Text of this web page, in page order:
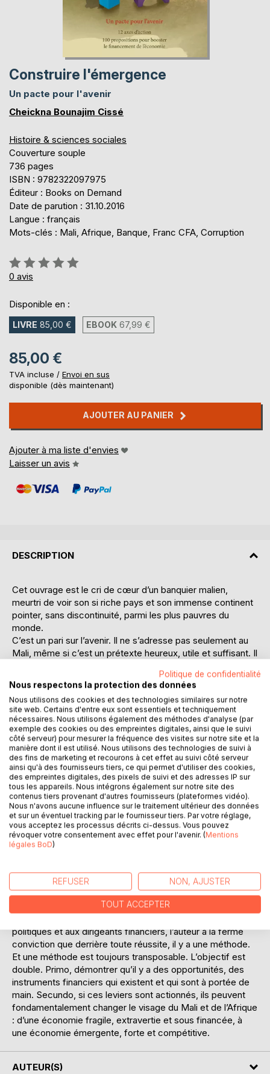
Construire l'émergence
Un pacte pour l'avenir
Cheickna Bounajim Cissé
Histoire & sciences sociales
Couverture souple
736 pages
ISBN : 9782322097975
Éditeur : Books on Demand
Date de parution : 31.10.2016
Langue : français
Mots-clés : Mali, Afrique, Banque, Franc CFA, Corruption
Évaluation:
0%
0 avis
Disponible en :
LIVRE 85,00 € EBOOK 67,99 €
85,00 €
TVA incluse / Envoi en sus
disponible (dès maintenant)
AJOUTER AU PANIER
Ajouter à ma liste d'envies
Laisser un avis
DESCRIPTION
Cet ouvrage est le cri de cœur d’un banquier malien,
meurtri de voir son si riche pays et son immense continent
pointer, sans discontinuité, parmi les plus pauvres du
monde.
C’est un pari sur l’avenir. Il ne s’adresse pas seulement au
Mali, même si c’est un prétexte heureux, utile et suffisant. Il
de l’UEMOA, et même du continent africain, présentant un
profil similaire et aspirant à un mieux-être de leurs
populations. Sans faux fuyant et avec des éléments
factuels, l’auteur aborde plusieurs sujets sensibles, dont le
financement bancaire, la gouvernance et l’épineuse
question monétaire (franc CFA). En somme, il alerte sur
l’inefficacité du modèle économique actuel face aux défis
prégnants de développement.
En se démarquant des effets d’annonce et de la dictature
de l’urgence, ce livre propose douze axes d’action qui
appellent à des réformes vigoureuses et profondes du
financement de l’économie. Il y en a qui peuvent produire
des résultats immédiats (quick wins). D’autres, à l’action au
long cours, ont besoin d’interagir pour impacter. Mais tous
déjà existantes pourraient être revues et corrigées, pour
apporter une plus grande plus-value. L’essentiel des
instruments proposés est inspiré des « best practices » de
politiques et aux dirigeants financiers, l’auteur a la ferme
conviction que derrière toute réussite, il y a une méthode.
Et une méthode est toujours transposable. L’objectif est
double. Primo, démontrer qu’il y a des opportunités, des
instruments financiers qui existent et qui sont à portée de
main. Secundo, si ces leviers sont actionnés, ils peuvent
fondamentalement changer le visage du Mali et de l’Afrique
: d’une économie fragile, extravertie et sous financée, à
une économie émergente, forte et compétitive.
AUTEUR(S)
Politique de confidentialité
Nous respectons la protection des données
Nous utilisons des cookies et des technologies similaires sur notre
site web. Certains d'entre eux sont essentiels et techniquement
nécessaires. Nous utilisons également des méthodes d'analyse (par
exemple des cookies ou des empreintes digitales, ainsi que le suivi
côté serveur) pour mesurer la fréquence des visites sur notre site et la
manière dont il est utilisé. Nous utilisons des technologies de suivi à
des fins de marketing et recourons à cet effet au suivi côté serveur
ainsi qu'à des fournisseurs tiers, ce qui permet d'utiliser des cookies,
des empreintes digitales, des pixels de suivi et des adresses IP sur
tous les appareils. Nous intégrons également sur notre site des
contenus tiers provenant d'autres fournisseurs (plateformes vidéo).
Nous n'avons aucune influence sur le traitement ultérieur des données
et sur un éventuel tracking par le fournisseur tiers. Par votre réglage,
vous acceptez les processus décrits ci-dessus. Vous pouvez
révoquer votre consentement avec effet pour l'avenir. (Mentions
légales BoD)
REFUSER NON, AJUSTER
TOUT ACCEPTER